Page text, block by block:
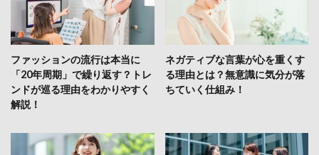
ファッションの流行は本当に
「20年周期」で繰り返す？トレ
ンドが巡る理由をわかりやすく
解説！
ネガティブな言葉が心を重くす
る理由とは？無意識に気分が落
ちていく仕組み！